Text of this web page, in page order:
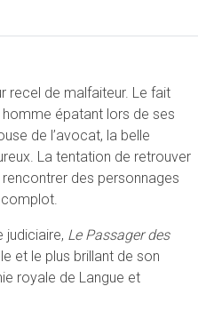
recel de malfaiteur. Le fait
homme épatant lors de ses
de l’avocat, la belle
La tentation de retrouver
des personnages
complot.
judiciaire, Le Passager des
et le plus brillant de son
royale de Langue et